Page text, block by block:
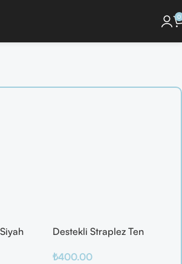
0
🔘 [ Saç Bakım Ürünlerini
Destekli Straplez Ten
₺400.00